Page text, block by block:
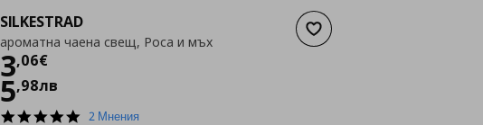
Добави към списъка с
SILKESTRAD
ароматна чаена свещ, Роса и мъх
3,06€
Цена
5,98лв
5.02 Мнения